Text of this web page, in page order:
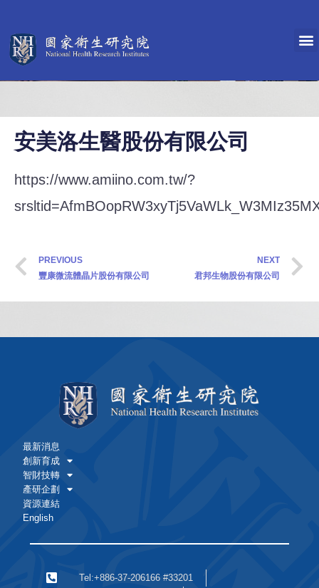
安美洛生醫股份有限公司
https://www.amiino.com.tw/?
PREVIOUS
豐康微流體晶片股份有限公司
NEXT
君邦生物股份有限公司
最新消息
創新育成
智財技轉
產研企劃
資源連結
English
Tel:+886-37-206166 #33201